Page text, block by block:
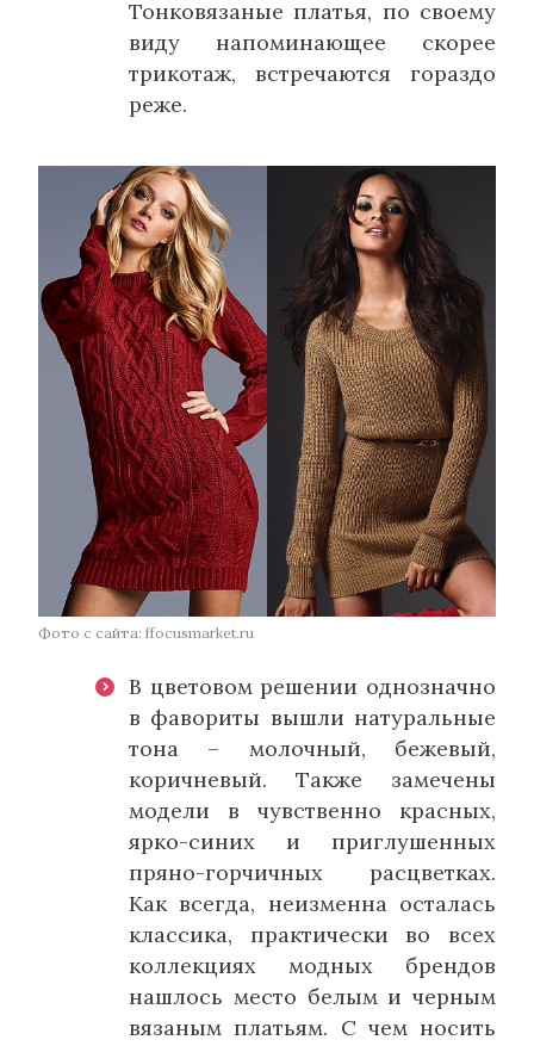
Тонковязаные платья, по своему
виду напоминающее скорее
трикотаж, встречаются гораздо
реже.
Фото с сайта: ffocusmarket.ru
В цветовом решении однозначно
в фавориты вышли натуральные
тона – молочный, бежевый,
коричневый. Также замечены
модели в чувственно красных,
ярко-синих и приглушенных
пряно-горчичных расцветках.
Как всегда, неизменна осталась
классика, практически во всех
коллекциях модных брендов
нашлось место белым и черным
вязаным платьям. С чем носить